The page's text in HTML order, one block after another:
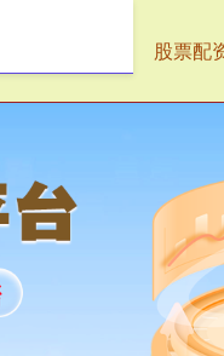
股票配